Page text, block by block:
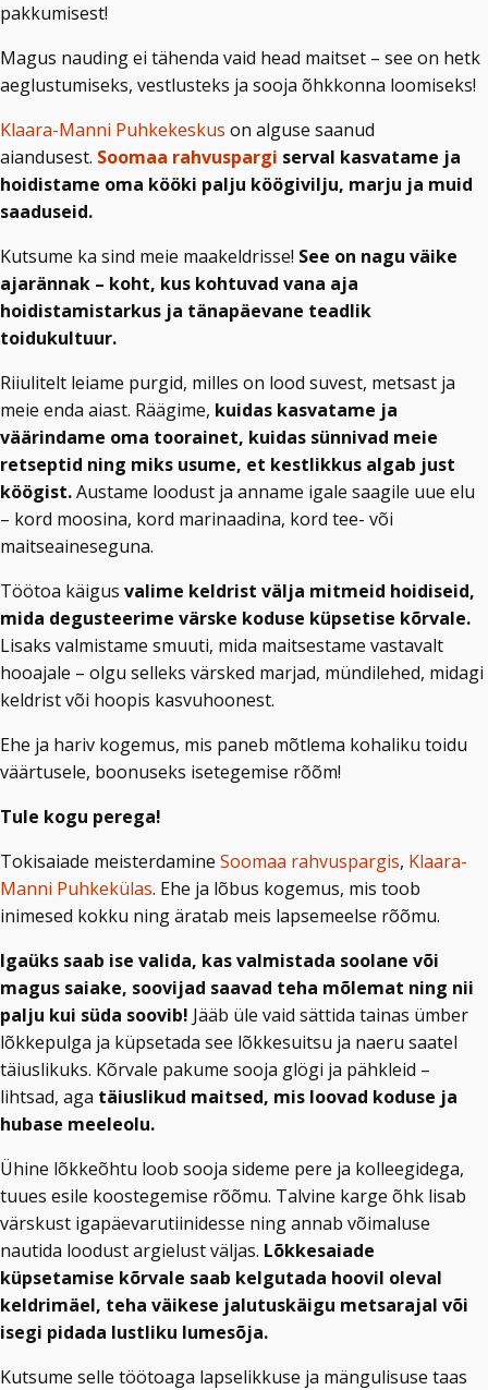
pakkumisest!
Magus nauding ei tähenda vaid head maitset – see on hetk
aeglustumiseks, vestlusteks ja sooja õhkkonna loomiseks!
Klaara-Manni Puhkekeskus on alguse saanud
aiandusest. Soomaa rahvuspargi serval kasvatame ja
hoidistame oma kööki palju köögivilju, marju ja muid
saaduseid.
Kutsume ka sind meie maakeldrisse! See on nagu väike
ajarännak – koht, kus kohtuvad vana aja
hoidistamistarkus ja tänapäevane teadlik
toidukultuur.
Riiulitelt leiame purgid, milles on lood suvest, metsast ja
meie enda aiast. Räägime, kuidas kasvatame ja
väärindame oma toorainet, kuidas sünnivad meie
retseptid ning miks usume, et kestlikkus algab just
köögist.Austame loodust ja anname igale saagile uue elu
– kord moosina, kord marinaadina, kord tee- või
maitseaineseguna.
Töötoa käigus valime keldrist välja mitmeid hoidiseid,
mida degusteerime värske koduse küpsetise kõrvale.
Lisaks valmistame smuuti, mida maitsestame vastavalt
hooajale – olgu selleks värsked marjad, mündilehed, midagi
keldrist või hoopis kasvuhoonest.
Ehe ja hariv kogemus, mis paneb mõtlema kohaliku toidu
väärtusele, boonuseks isetegemise rõõm!
Tule kogu perega!
Tokisaiade meisterdamine Soomaa rahvuspargis, Klaara-
Manni Puhkekülas. Ehe ja lõbus kogemus, mis toob
inimesed kokku ning äratab meis lapsemeelse rõõmu.
Igaüks saab ise valida, kas valmistada soolane või
magus saiake, soovijad saavad teha mõlemat ning nii
palju kui süda soovib! Jääb üle vaid sättida tainas ümber
lõkkepulga ja küpsetada see lõkkesuitsu ja naeru saatel
täiuslikuks. Kõrvale pakume sooja glögi ja pähkleid –
lihtsad, aga täiuslikud maitsed, mis loovad koduse ja
hubase meeleolu.
Ühine lõkkeõhtu loob sooja sideme pere ja kolleegidega,
tuues esile koostegemise rõõmu. Talvine karge õhk lisab
värskust igapäevarutiinidesse ning annab võimaluse
nautida loodust argielust väljas. Lõkkesaiade
küpsetamise kõrvale saab kelgutada hoovil oleval
keldrimäel, teha väikese jalutuskäigu metsarajal või
isegi pidada lustliku lumesõja.
Kutsume selle töötoaga lapselikkuse ja mängulisuse taas